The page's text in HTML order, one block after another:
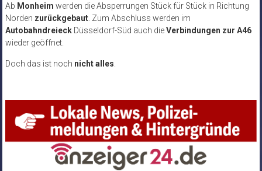
Ab Monheim werden die Absperrungen Stück für Stück in Richtung
Norden zurückgebaut. Zum Abschluss werden im
AutobahndreieckDüsseldorf-Süd auch dieVerbindungen zur A46
wieder geöffnet.
Doch das ist noch nicht alles